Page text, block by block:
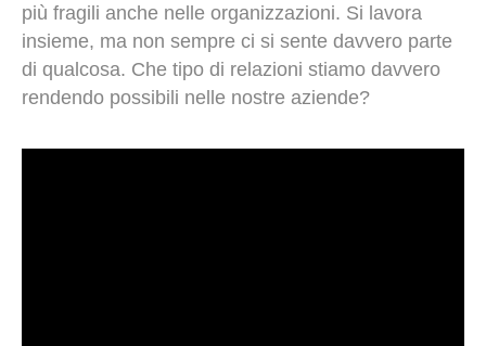
più fragili anche nelle organizzazioni. Si lavora
insieme, ma non sempre ci si sente davvero parte
di qualcosa. Che tipo di relazioni stiamo davvero
rendendo possibili nelle nostre aziende?